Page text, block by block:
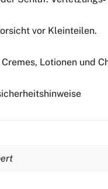
vor Kleinteilen.
Lotionen und